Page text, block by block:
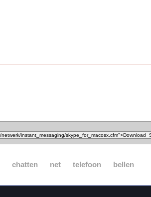
chatten net telefoon bellen